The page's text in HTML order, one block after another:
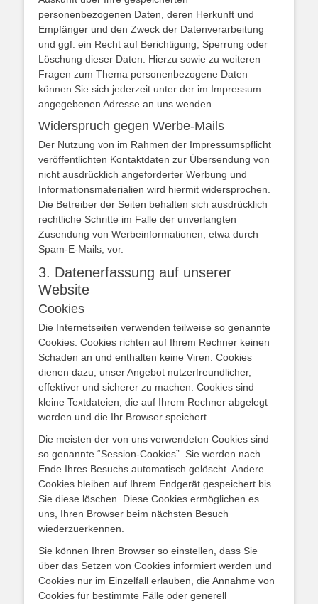
personenbezogenen Daten, deren Herkunft und
Empfänger und den Zweck der Datenverarbeitung
und ggf. ein Recht auf Berichtigung, Sperrung oder
Löschung dieser Daten. Hierzu sowie zu weiteren
Fragen zum Thema personenbezogene Daten
können Sie sich jederzeit unter der im Impressum
angegebenen Adresse an uns wenden.
Widerspruch gegen Werbe-Mails
Der Nutzung von im Rahmen der Impressumspflicht
veröffentlichten Kontaktdaten zur Übersendung von
nicht ausdrücklich angeforderter Werbung und
Informationsmaterialien wird hiermit widersprochen.
Die Betreiber der Seiten behalten sich ausdrücklich
rechtliche Schritte im Falle der unverlangten
Zusendung von Werbeinformationen, etwa durch
Spam-E-Mails, vor.
3. Datenerfassung auf unserer
Website
Cookies
Die Internetseiten verwenden teilweise so genannte
Cookies. Cookies richten auf Ihrem Rechner keinen
Schaden an und enthalten keine Viren. Cookies
dienen dazu, unser Angebot nutzerfreundlicher,
effektiver und sicherer zu machen. Cookies sind
kleine Textdateien, die auf Ihrem Rechner abgelegt
werden und die Ihr Browser speichert.
Die meisten der von uns verwendeten Cookies sind
so genannte “Session-Cookies”. Sie werden nach
Ende Ihres Besuchs automatisch gelöscht. Andere
Cookies bleiben auf Ihrem Endgerät gespeichert bis
Sie diese löschen. Diese Cookies ermöglichen es
uns, Ihren Browser beim nächsten Besuch
wiederzuerkennen.
Sie können Ihren Browser so einstellen, dass Sie
über das Setzen von Cookies informiert werden und
Cookies nur im Einzelfall erlauben, die Annahme von
Cookies für bestimmte Fälle oder generell